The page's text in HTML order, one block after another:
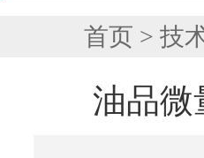
首页 > 技
油品微